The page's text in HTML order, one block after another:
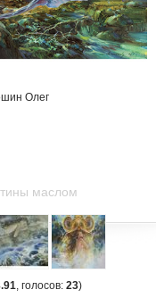
Олег
маслом
, голосов: 23)